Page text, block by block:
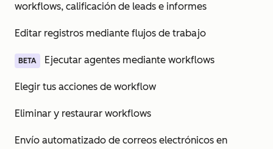
workflows, calificación de leads e informes
Editar registros mediante flujos de trabajo
BETA Ejecutar agentes mediante workflows
Elegir tus acciones de workflow
Eliminar y restaurar workflows
Envío automatizado de correos electrónicos en